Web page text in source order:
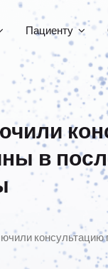
Пациенту
в
консультацию